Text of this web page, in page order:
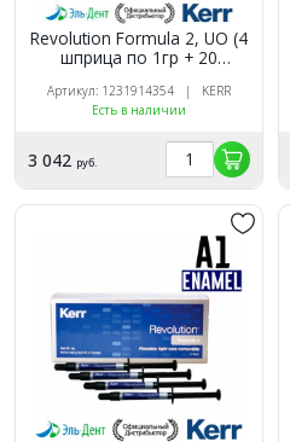
Revolution Formula 2, UO (4
шприца по 1гр + 20
композитный материал,
29512, Kerr
Артикул: 1231914354 | KERR
Есть в наличии
3 042 руб.